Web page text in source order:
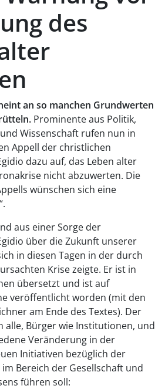
des
an so manchen Grundwerten
Prominente aus Politik,
Wissenschaft rufen nun in
Appell der christlichen
dazu auf, das Leben alter
nicht abzuwerten. Die
wünschen sich eine
aus einer Sorge der
über die Zukunft unserer
in diesen Tagen in der durch
Krise zeigte. Er ist in
übersetzt und ist auf
veröffentlicht worden (mit den
am Ende des Textes). Der
alle, Bürger wie Institutionen, und
Veränderung in der
Initiativen bezüglich der
Bereich der Gesellschaft und
führen soll: